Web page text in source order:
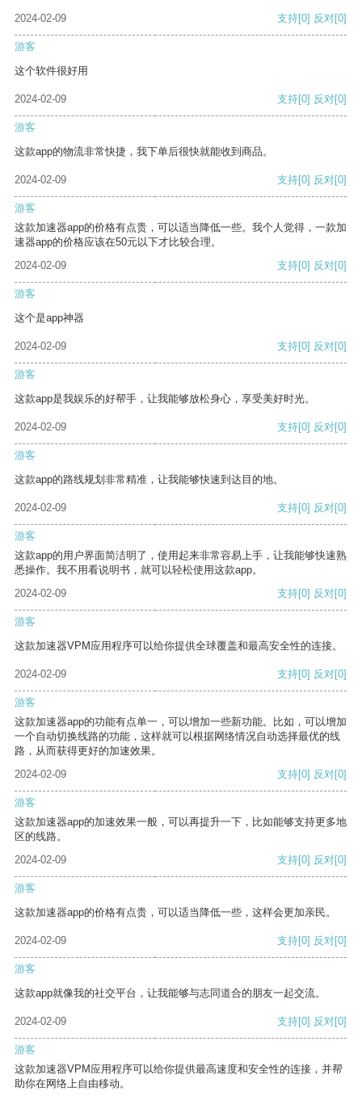
2024-02-09 支持[0] 反对[0]
游客
这个软件很好用
2024-02-09 支持[0] 反对[0]
游客
这款app的物流非常快捷，我下单后很快就能收到商品。
2024-02-09 支持[0] 反对[0]
游客
这款加速器app的价格有点贵，可以适当降低一些。我个人觉得，一款加
速器app的价格应该在50元以下才比较合理。
2024-02-09
支持[0] 反对[0]
游客
这个是app神器
2024-02-09 支持[0] 反对[0]
游客
这款app是我娱乐的好帮手，让我能够放松身心，享受美好时光。
2024-02-09 支持[0] 反对[0]
游客
这款app的路线规划非常精准，让我能够快速到达目的地。
2024-02-09 支持[0] 反对[0]
游客
这款app的用户界面简洁明了，使用起来非常容易上手，让我能够快速熟
悉操作。我不用看说明书，就可以轻松使用这款app。
2024-02-09
支持[0] 反对[0]
游客
这款加速器VPM应用程序可以给你提供全球覆盖和最高安全性的连接。
2024-02-09 支持[0] 反对[0]
游客
这款加速器app的功能有点单一，可以增加一些新功能。比如，可以增加
一个自动切换线路的功能，这样就可以根据网络情况自动选择最优的线
路，从而获得更好的加速效果。
2024-02-09
支持[0] 反对[0]
游客
这款加速器app的加速效果一般，可以再提升一下，比如能够支持更多地
区的线路。
2024-02-09
支持[0] 反对[0]
游客
这款加速器app的价格有点贵，可以适当降低一些，这样会更加亲民。
2024-02-09 支持[0] 反对[0]
游客
这款app就像我的社交平台，让我能够与志同道合的朋友一起交流。
2024-02-09 支持[0] 反对[0]
游客
这款加速器VPM应用程序可以给你提供最高速度和安全性的连接，并帮
助你在网络上自由移动。